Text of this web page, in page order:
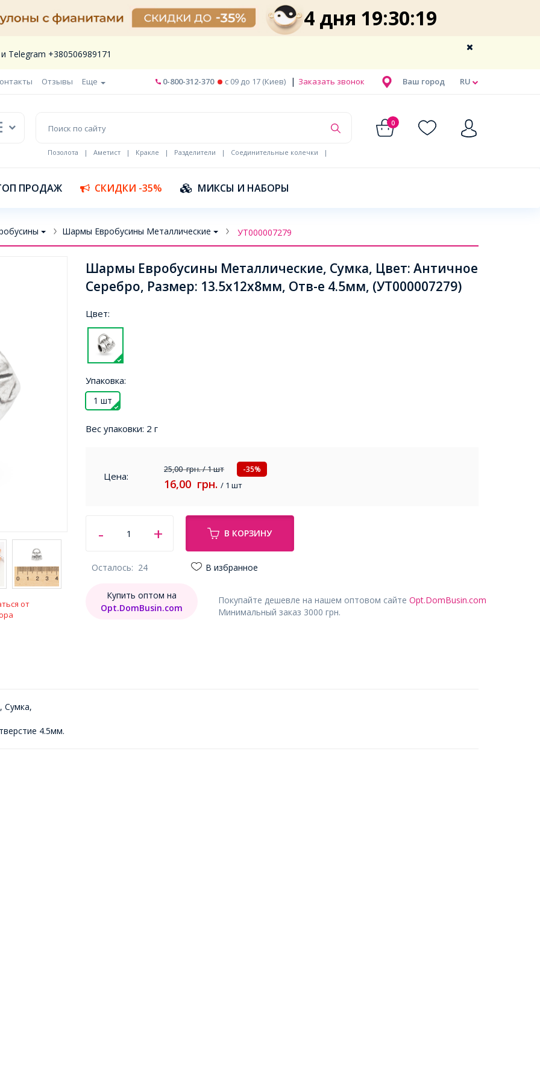
4 дня 19:30:18
Telegram +380506989171
Отзывы Еще RU
Ваш город
0-800-312-370 c 09 до 17 (Киев) | Заказать звонок
0
Позолота | Аметист | Кракле | Разделители | Соединительные колечки
|
ПРОДАЖ СКИДКИ -35% МИКСЫ И НАБОРЫ
Шармы Евробусины Металлические УТ000007279
от
Шармы Евробусины Металлические, Сумка, Цвет: Античное
Серебро, Размер: 13.5х12х8мм, Отв-е 4.5мм, (УТ000007279)
Цвет:
Упаковка:
1 шт
Вес упаковки: 2 г
Цена:
25,00грн./ 1 шт -35%
16,00 грн. / 1 шт
В КОРЗИНУ
Осталось: 24 В избранное
Покупайте дешевле на нашем оптовом сайте Opt.DomBusin.com
Минимальный заказ 3000 грн.
Купить оптом на
Opt.DomBusin.com
Сумка,
4.5мм.